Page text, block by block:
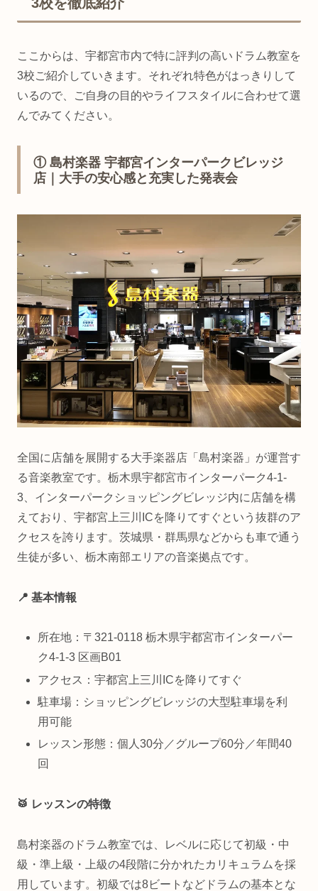
ここからは、宇都宮市内で特に評判の高いドラム教室を
3校ご紹介していきます。それぞれ特色がはっきりして
いるので、ご自身の目的やライフスタイルに合わせて選
んでみてください。
① 島村楽器 宇都宮インターパークビレッジ
店｜大手の安心感と充実した発表会
全国に店舗を展開する大手楽器店「島村楽器」が運営す
る音楽教室です。栃木県宇都宮市インターパーク4-1-
3、インターパークショッピングビレッジ内に店舗を構
えており、宇都宮上三川ICを降りてすぐという抜群のア
クセスを誇ります。茨城県・群馬県などからも車で通う
生徒が多い、栃木南部エリアの音楽拠点です。
📍 基本情報
所在地：〒321-0118 栃木県宇都宮市インターパー
ク4-1-3 区画B01
アクセス：宇都宮上三川ICを降りてすぐ
駐車場：ショッピングビレッジの大型駐車場を利
用可能
レッスン形態：個人30分／グループ60分／年間40
回
🥁 レッスンの特徴
島村楽器のドラム教室では、レベルに応じて初級・中
級・準上級・上級の4段階に分かれたカリキュラムを採
用しています。初級では8ビートなどドラムの基本とな